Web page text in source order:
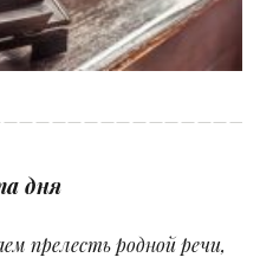
дня
прелесть родной речи,